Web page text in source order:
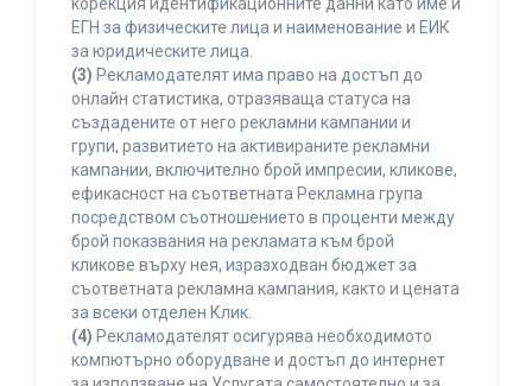
корекция идентификационните данни като име и
ЕГН за физическите лица и наименование и ЕИК
за юридическите лица.
(3) Рекламодателят има право на достъп до
онлайн статистика, отразяваща статуса на
създадените от него рекламни кампании и
групи, развитието на активираните рекламни
кампании, включително брой импресии, кликове,
ефикасност на съответната Рекламна група
посредством съотношението в проценти между
брой показвания на рекламата към брой
кликове върху нея, изразходван бюджет за
съответната рекламна кампания, както и цената
за всеки отделен Клик.
(4) Рекламодателят осигурява необходимото
компютърно оборудване и достъп до интернет